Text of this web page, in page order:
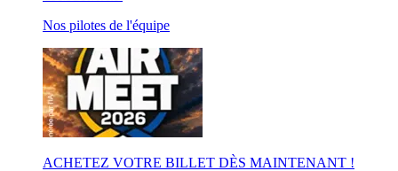
Nos pilotes de l'équipe
ACHETEZ VOTRE BILLET DÈS MAINTENANT !